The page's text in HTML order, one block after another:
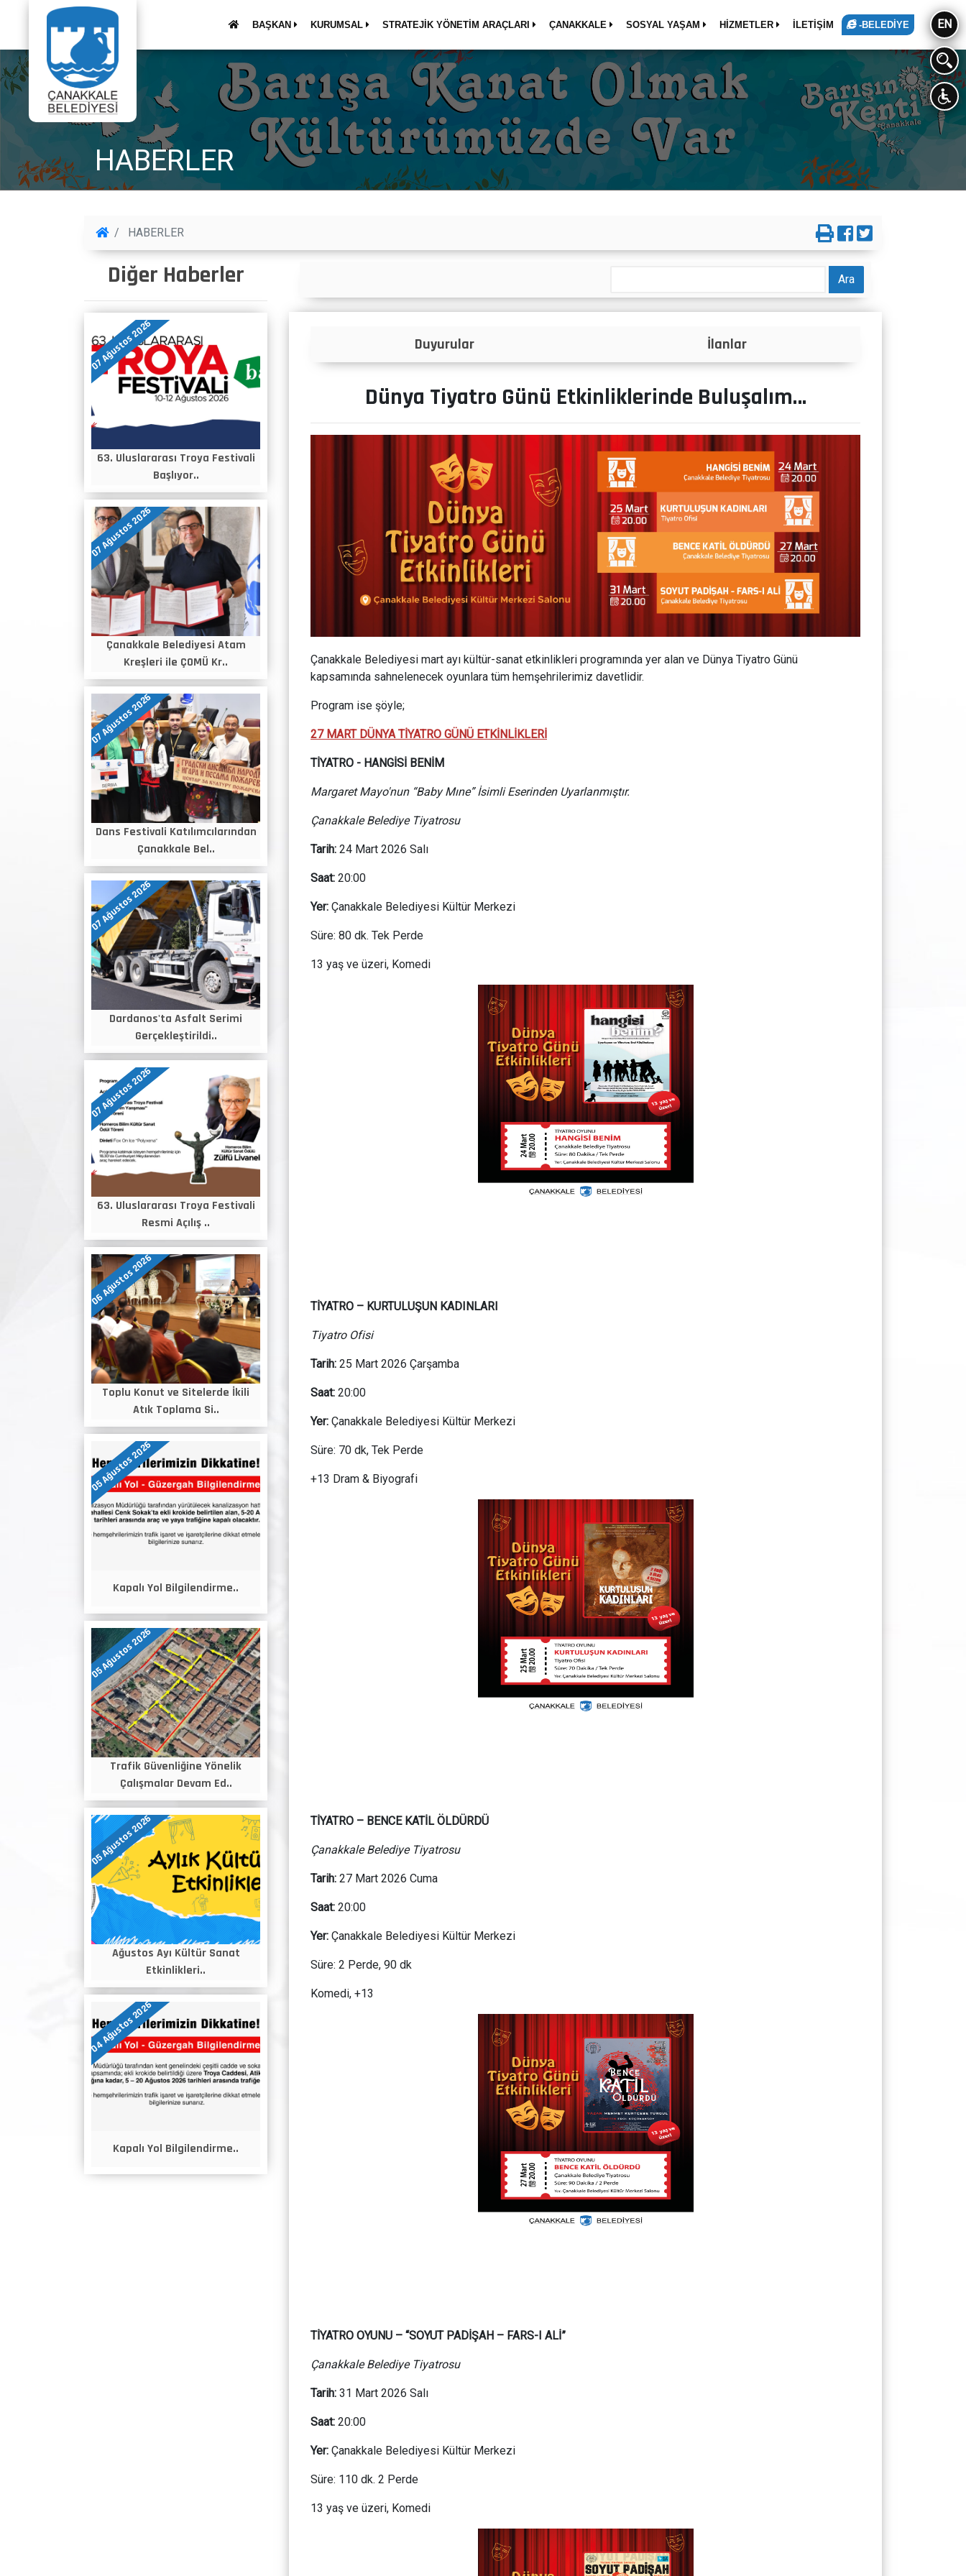
BAŞKAN KURUMSAL STRATEJİK YÖNETİM ARAÇLARI ÇANAKKALE SOSYAL YAŞAM HİZMETLER İLETİŞİM -BELEDİYE EN
HABERLER
HABERLER
Diğer Haberler
07 Ağustos 2026
63. Uluslararası Troya Festivali
Başlıyor..
07 Ağustos 2026
Çanakkale Belediyesi Atam
Kreşleri ile ÇOMÜ Kr..
07 Ağustos 2026
Dans Festivali Katılımcılarından
Çanakkale Bel..
07 Ağustos 2026
Dardanos'ta Asfalt Serimi
Gerçekleştirildi..
07 Ağustos 2026
63. Uluslararası Troya Festivali
Resmi Açılış ..
06 Ağustos 2026
Toplu Konut ve Sitelerde İkili
Atık Toplama Si..
05 Ağustos 2026
Kapalı Yol Bilgilendirme..
05 Ağustos 2026
Trafik Güvenliğine Yönelik
Çalışmalar Devam Ed..
05 Ağustos 2026
Ağustos Ayı Kültür Sanat
Etkinlikleri..
04 Ağustos 2026
Kapalı Yol Bilgilendirme..
Ara
Duyurular İlanlar Projeler
Dünya Tiyatro Günü Etkinliklerinde Buluşalım…
Çanakkale Belediyesi mart ayı kültür-sanat etkinlikleri programında yer alan ve Dünya Tiyatro Günü
kapsamında sahnelenecek oyunlara tüm hemşehrilerimiz davetlidir.
Program ise şöyle;
27 MART DÜNYA TİYATRO GÜNÜ ETKİNLİKLERİ
TİYATRO - HANGİSİ BENİM
Margaret Mayo'nun “Baby Mıne” İsimli Eserinden Uyarlanmıştır.
Çanakkale Belediye Tiyatrosu
Tarih: 24 Mart 2026 Salı
Saat: 20:00
Yer: Çanakkale Belediyesi Kültür Merkezi
Süre: 80 dk. Tek Perde
13 yaş ve üzeri, Komedi
TİYATRO – KURTULUŞUN KADINLARI
Tiyatro Ofisi
Tarih: 25 Mart 2026 Çarşamba
Saat: 20:00
Yer: Çanakkale Belediyesi Kültür Merkezi
Süre: 70 dk, Tek Perde
+13 Dram & Biyografi
TİYATRO – BENCE KATİL ÖLDÜRDÜ
Çanakkale Belediye Tiyatrosu
Tarih: 27 Mart 2026 Cuma
Saat: 20:00
Yer: Çanakkale Belediyesi Kültür Merkezi
Süre: 2 Perde, 90 dk
Komedi, +13
TİYATRO OYUNU – “SOYUT PADİŞAH – FARS-I ALİ”
Çanakkale Belediye Tiyatrosu
Tarih: 31 Mart 2026 Salı
Saat: 20:00
Yer: Çanakkale Belediyesi Kültür Merkezi
Süre: 110 dk. 2 Perde
13 yaş ve üzeri, Komedi